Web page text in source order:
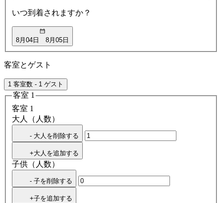
いつ到着されますか？
8月04日 8月05日
客室とゲスト
1 客室数 - 1 ゲスト
客室 1
客室 1
大人（人数）
- 大人を削除する
+大人を追加する
子供（人数）
- 子を削除する
+子を追加する